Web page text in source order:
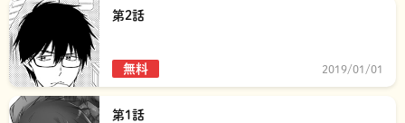
第2話
無料 2019/01/01
第1話